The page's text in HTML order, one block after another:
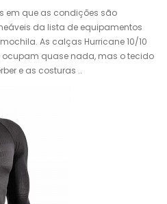
em que as condições são
​​da lista de equipamentos
As calças Hurricane 10/10
ocupam quase nada, mas o tecido
e as costuras ..